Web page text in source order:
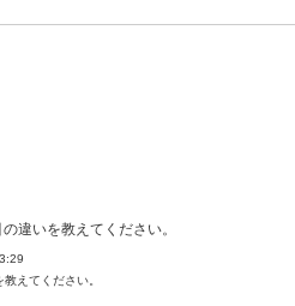
違いを教えてください。
えてください。